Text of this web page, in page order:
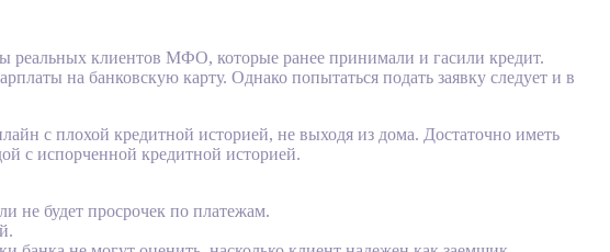
реальных клиентов МФО, которые ранее принимали и гасили кредит.
на банковскую карту. Однако попытаться подать заявку следует и в
с плохой кредитной историей, не выходя из дома. Достаточно иметь
с испорченной кредитной историей.
не будет просрочек по платежам.